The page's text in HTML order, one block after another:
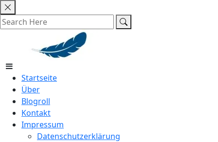
Skip
to
content
Startseite
Über
Blogroll
Kontakt
Impressum
Datenschutzerklärung